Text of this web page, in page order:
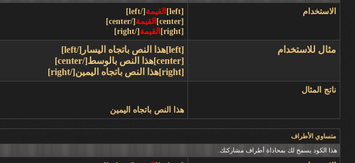
الاستخدام [left] القيمة [/left]
[center]
القيمة [/center]
[right]
القيمة [/right]
مثال للاستخدام
[left]هذا النص باتجاه اليسار[/left]
[center]هذا النص بالوسط[/center]
[right]هذا النص باتجاه اليمين[/right]
ناتج المثال
هذا النص باتجاه اليمين
متساوي الأطراف
هذا الكود يسمح لك بمحاذاة أطراف مشاركتك.